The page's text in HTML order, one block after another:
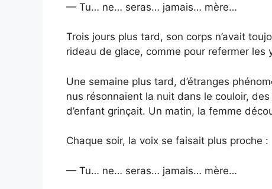
— Tu… ne… seras… jamais… mère…
Trois jours plus tard, son corps n’avait
rideau de glace, comme pour refermer les
Une semaine plus tard, d’étranges
nus résonnaient la nuit dans le couloir,
d’enfant grinçait. Un matin, la femme
Chaque soir, la voix se faisait plus proche :
— Tu… ne… seras… jamais… mère…